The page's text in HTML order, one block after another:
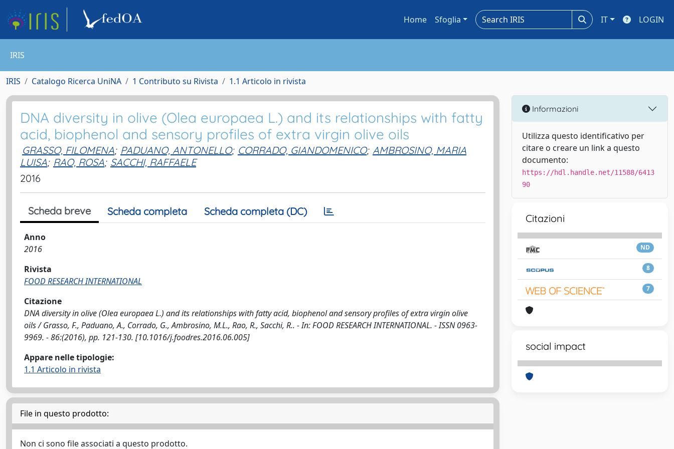
Home Sfoglia IT LOGIN
IRIS
IRIS Catalogo Ricerca UniNA 1 Contributo su Rivista 1.1 Articolo in rivista
DNA diversity in olive (Olea europaea L.) and its relationships with fatty
acid, biophenol and sensory profiles of extra virgin olive oils
GRASSO, FILOMENA; PADUANO, ANTONELLO; CORRADO, GIANDOMENICO; AMBROSINO, MARIA
LUISA; RAO, ROSA; SACCHI, RAFFAELE
2016
Scheda breve Scheda completa Scheda completa (DC)
Anno
2016
Rivista
FOOD RESEARCH INTERNATIONAL
Citazione
DNA diversity in olive (Olea europaea L.) and its relationships with fatty acid, biophenol and sensory profiles of extra virgin olive
oils / Grasso, F., Paduano, A., Corrado, G., Ambrosino, M.L., Rao, R., Sacchi, R.. - In: FOOD RESEARCH INTERNATIONAL. - ISSN 0963-
9969. - 86:(2016), pp. 121-130. [10.1016/j.foodres.2016.06.005]
Appare nelle tipologie:
1.1 Articolo in rivista
File in questo prodotto:
Non ci sono file associati a questo prodotto.
Informazioni
Utilizza questo identificativo per
citare o creare un link a questo
documento:
https://hdl.handle.net/11588/6413
90
Citazioni
ND
8
7
social impact